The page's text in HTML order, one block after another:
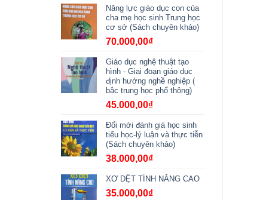
Năng lực giáo dục con của
cha mẹ học sinh Trung học
cơ sở (Sách chuyên khảo)
70.000,00₫
Giáo dục nghệ thuật tạo
hình - Giai đoạn giáo dục
định hướng nghề nghiệp (
bậc trung học phổ thông)
45.000,00₫
Đổi mới đánh giá học sinh
tiểu học-lý luận và thực tiễn
(Sách chuyên khảo)
38.000,00₫
XƠ DỆT TÍNH NĂNG CAO
35.000,00₫